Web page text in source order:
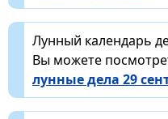
Лунный календарь
Вы можете
лунные дела 29